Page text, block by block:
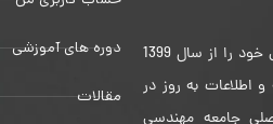
آکادمی آموزشی مهندس سعید شریفی فعالیت جدی خود را از سال 1399
با بهره گیری از دانش ، تجربه 13 ساله و اطلاعات به روز در
جامعه مهندسی
دوره های آموزشی
مقالات